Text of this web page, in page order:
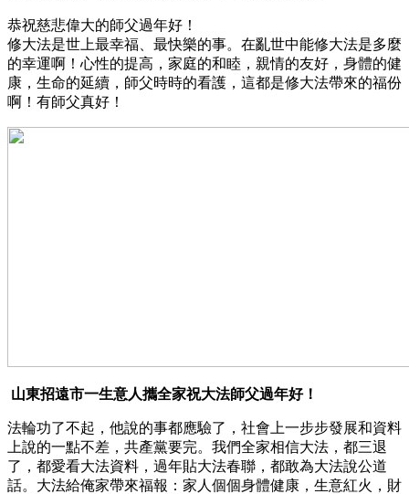
恭祝慈悲偉大的師父過年好！
修大法是世上最幸福、最快樂的事。在亂世中能修大法是多麼
的幸運啊！心性的提高，家庭的和睦，親情的友好，身體的健
康，生命的延續，師父時時的看護，這都是修大法帶來的福份
啊！有師父真好！
山東招遠市一生意人攜全家祝大法師父過年好！
法輪功了不起，他說的事都應驗了，社會上一步步發展和資料
上說的一點不差，共產黨要完。我們全家相信大法，都三退
了，都愛看大法資料，過年貼大法春聯，都敢為大法說公道
話。大法給俺家帶來福報：家人個個身體健康，生意紅火，財